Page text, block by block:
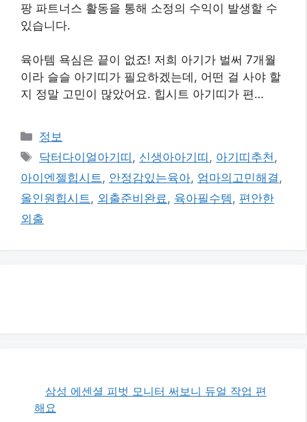
팡 파트너스 활동을 통해 소정의 수익이 발생할 수
있습니다.
육아템 욕심은 끝이 없죠! 저희 아기가 벌써 7개월
이라 슬슬 아기띠가 필요하겠는데, 어떤 걸 사야 할
지 정말 고민이 많았어요. 힙시트 아기띠가 편…
카
테
리
정보
태
그
닥터다이얼아기띠 , 신생아아기띠 , 아기띠추천,
아이엔젤힙시트, 안정감있는육아, 엄마의고민해결 ,
올인원힙시트, 외출준비완료, 육아필수템, 편안한
외출
삼성 에센셜 피벗 모니터 써보니 듀얼 작업 편
해요